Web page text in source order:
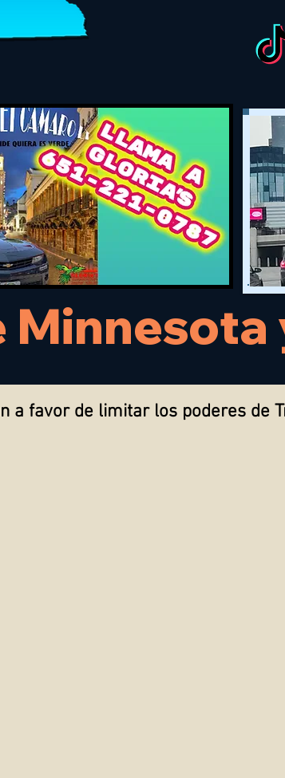
a favor de limitar los poderes de